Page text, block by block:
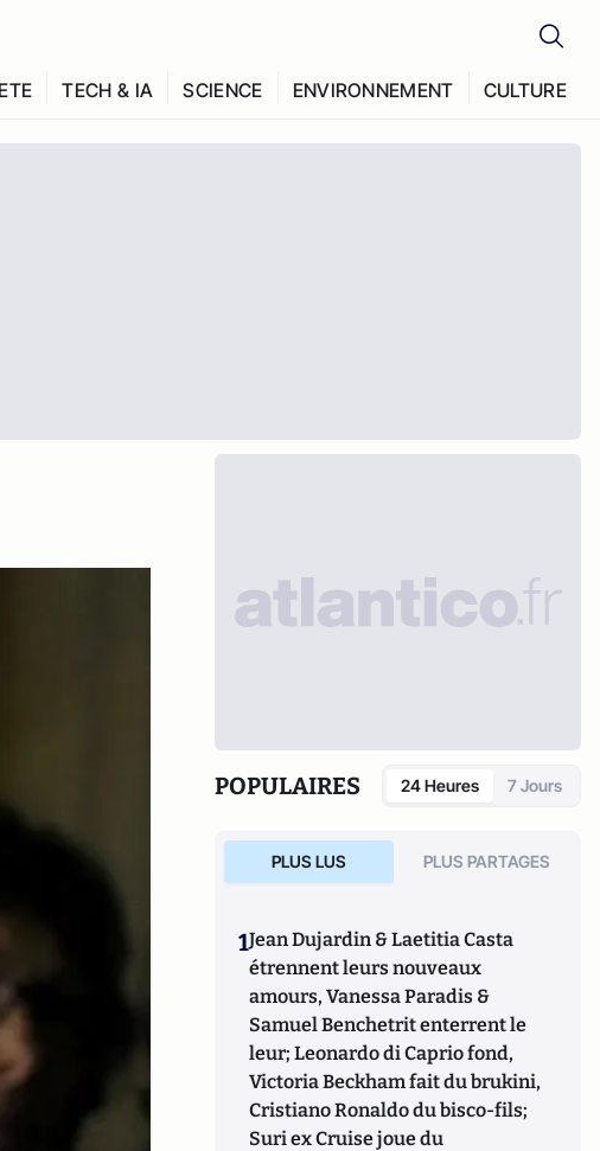
TECH & IA SCIENCE ENVIRONNEMENT CULTURE
POPULAIRES 24 Heures 7 Jours
PLUS LUS PLUS PARTAGES
1Jean Dujardin & Laetitia Casta
étrennent leurs nouveaux
amours, Vanessa Paradis &
Samuel Benchetrit enterrent le
leur; Leonardo di Caprio fond,
Victoria Beckham fait du brukini,
Cristiano Ronaldo du bisco-fils;
Suri ex Cruise joue du